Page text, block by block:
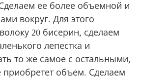
ее более объемной и
вокруг. Для этого
20 бисерин, сделаем
лепестка и
то же самое с остальными,
приобретет объем. Сделаем